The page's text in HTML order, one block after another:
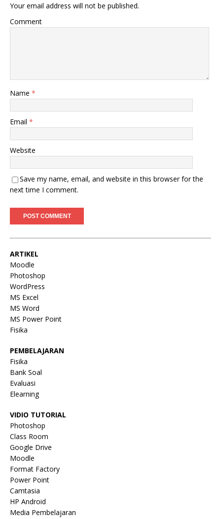
Your email address will not be published.
Comment
Name *
Email *
Website
Save my name, email, and website in this browser for the
next time I comment.
ARTIKEL
Moodle
Photoshop
WordPress
MS Excel
MS Word
MS Power Point
Fisika
PEMBELAJARAN
Fisika
Bank Soal
Evaluasi
Elearning
VIDIO TUTORIAL
Photoshop
Class Room
Google Drive
Moodle
Format Factory
Power Point
Camtasia
HP Android
Media Pembelajaran